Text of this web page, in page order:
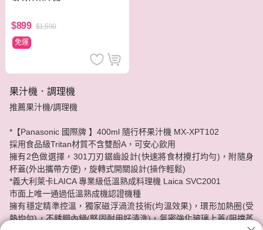
$899 $1,590
免運
果汁機．調理機
推薦果汁機/調理機
*【Panasonic 國際牌 】400ml 隨行杯果汁機 MX-XPT102
採用食品級Tritan材質不含雙酚A，可安心飲用
擁有2色做選擇，301刀刃鋸齒設計(快速將食材攪打均勻)，附隨身
杯蓋(外出攜帶方便)，旋轉式開關設計(操作輕鬆)
*義大利萊卡LAICA 專業級低溫熟成料理機 Laica SVC2001
市面上唯一通過低溫熟成機認證機種
擁有穩定精準控溫，獨家磁浮渦流技術(均溫效果)，環形加熱圈(受
熱均勻)，不銹鋼內鍋(堅固耐用好清洗)，氣密強化玻璃上蓋(阻擋蒸